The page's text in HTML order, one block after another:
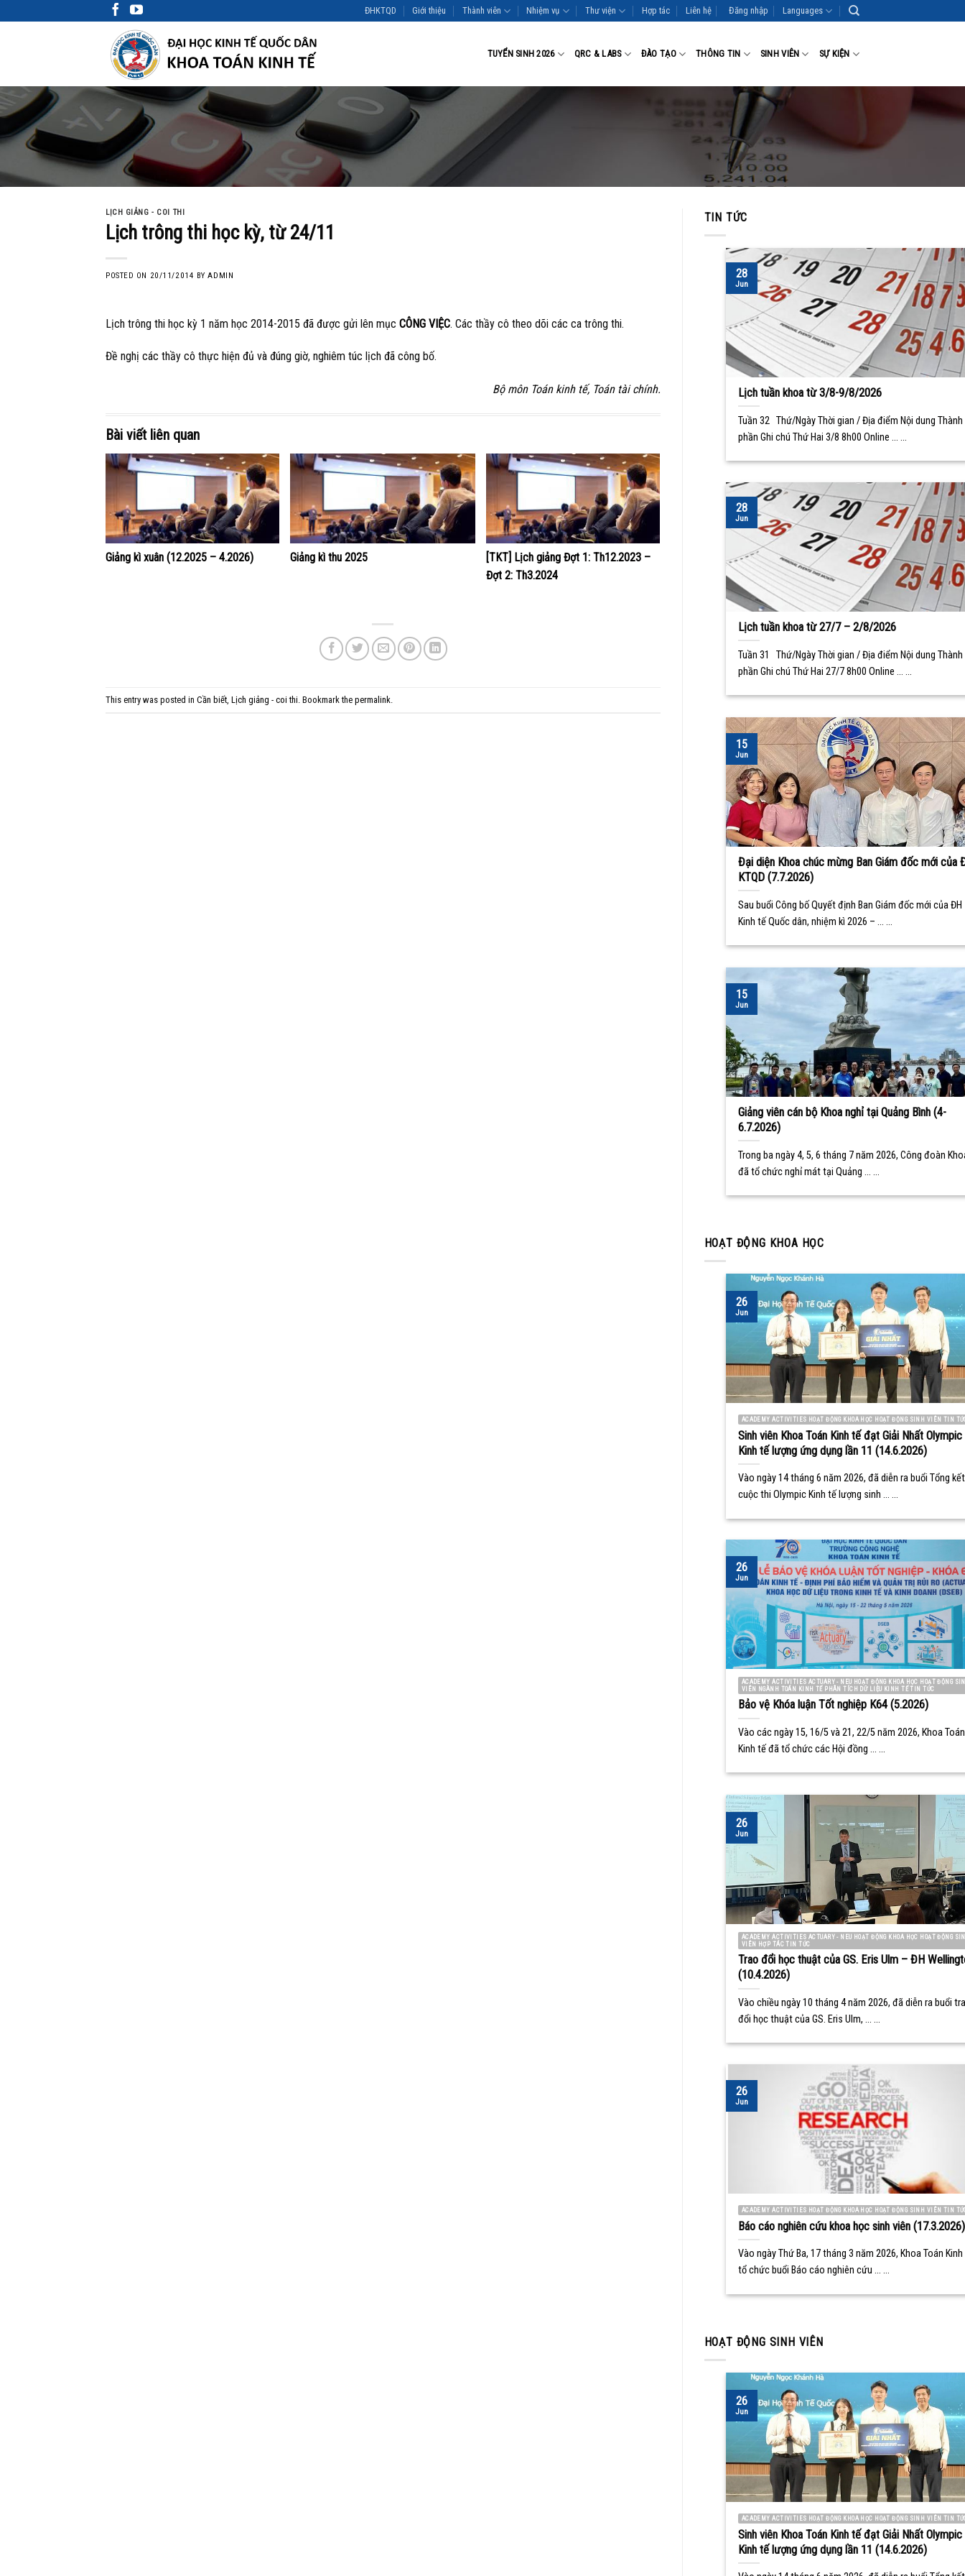
to
ĐHKTQD Giới thiệu Thành viên Nhiệm vụ Thư viện Hợp tác Liên hệ Đăng nhập Languages
TUYỂN SINH 2026 QRC & LABS ĐÀO TẠO THÔNG TIN SINH VIÊN SỰ KIỆN
LỊCH GIẢNG - COI THI
Lịch trông thi học kỳ, từ 24/11
POSTED ON 20/11/2014 BYADMIN
Lịch trông thi học kỳ 1 năm học 2014-2015 đã được gửi lên mục CÔNG VIỆC. Các thầy cô theo dõi các ca trông thi.
Đề nghị các thầy cô thực hiện đủ và đúng giờ, nghiêm túc lịch đã công bố.
Bộ môn Toán kinh tế, Toán tài chính.
Bài viết liên quan
Giảng kì xuân (12.2025 – 4.2026) Giảng kì thu 2025
[TKT] Lịch giảng Đợt 1: Th12.2023 –
Đợt 2: Th3.2024
This entry was posted in Cần biết Lịch giảng - coi thi . Bookmark the permalink
TIN TỨC
Lịch tuần khoa từ 3/8-9/8/2026
Tuần 32 Thứ/Ngày Thời gian / Địa điểm Nội dung Thành
phần Ghi chú Thứ Hai 3/8 8h00 Online ... ...
28
Jun
Lịch tuần khoa từ 27/7 – 2/8/2026
Tuần 31 Thứ/Ngày Thời gian / Địa điểm Nội dung Thành
phần Ghi chú Thứ Hai 27/7 8h00 Online ... ...
28
Jun
Đại diện Khoa chúc mừng Ban Giám đốc mới của
KTQD (7.7.2026)
Sau buổi Công bố Quyết định Ban Giám đốc mới của ĐH
Kinh tế Quốc dân, nhiệm kì 2026 – ... ...
15
Jun
Giảng viên cán bộ Khoa nghỉ tại Quảng Bình (4-
6.7.2026)
Trong ba ngày 4, 5, 6 tháng 7 năm 2026, Công đoàn
đã tổ chức nghỉ mát tại Quảng ... ...
15
Jun
HOẠT ĐỘNG KHOA HỌC
ACADEMY ACTIVITIES HOẠT ĐỘNG KHOA HỌC HOẠT ĐỘNG SINH VIÊN TIN
Sinh viên Khoa Toán Kinh tế đạt Giải Nhất Olympic
Kinh tế lượng ứng dụng lần 11 (14.6.2026)
Vào ngày 14 tháng 6 năm 2026, đã diễn ra buổi Tổng kết
cuộc thi Olympic Kinh tế lượng sinh ... ...
26
Jun
ACADEMY ACTIVITIES ACTUARY - NEU HOẠT ĐỘNG KHOA HỌC HOẠT ĐỘNG
VIÊN NGÀNH TOÁN KINH TẾ PHÂN TÍCH DỮ LIỆU KINH TẾ TIN TỨC
Bảo vệ Khóa luận Tốt nghiệp K64 (5.2026)
Vào các ngày 15, 16/5 và 21, 22/5 năm 2026, Khoa Toán
Kinh tế đã tổ chức các Hội đồng ... ...
26
Jun
ACADEMY ACTIVITIES ACTUARY - NEU HOẠT ĐỘNG KHOA HỌC HOẠT ĐỘNG
VIÊN HỢP TÁC TIN TỨC
Trao đổi học thuật của GS. Eris Ulm – ĐH
(10.4.2026)
Vào chiều ngày 10 tháng 4 năm 2026, đã diễn ra buổi
đổi học thuật của GS. Eris Ulm, ... ...
26
Jun
ACADEMY ACTIVITIES HOẠT ĐỘNG KHOA HỌC HOẠT ĐỘNG SINH VIÊN TIN
Báo cáo nghiên cứu khoa học sinh viên (17.3.2026)
Vào ngày Thứ Ba, 17 tháng 3 năm 2026, Khoa Toán
tổ chức buổi Báo cáo nghiên cứu ... ...
26
Jun
HOẠT ĐỘNG SINH VIÊN
ACADEMY ACTIVITIES HOẠT ĐỘNG KHOA HỌC HOẠT ĐỘNG SINH VIÊN TIN
Sinh viên Khoa Toán Kinh tế đạt Giải Nhất Olympic
Kinh tế lượng ứng dụng lần 11 (14.6.2026)
26
Jun